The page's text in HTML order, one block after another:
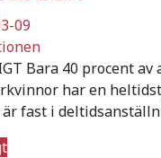
09
Bara 40 procent av
har en
fast i